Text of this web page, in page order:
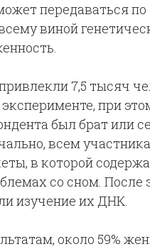
передаваться по
виной
7,5 тысяч
при
был брат или
всем
в которой
со сном. После
изучение их ДНК.
около 59%